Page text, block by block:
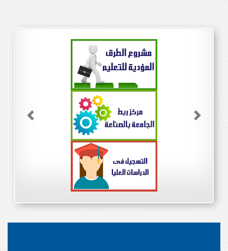
Previous Next